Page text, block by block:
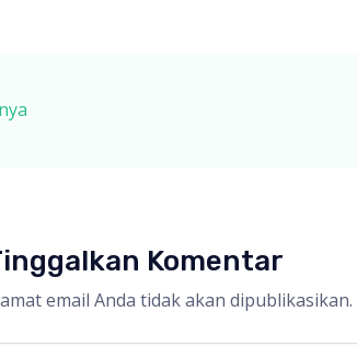
Komentar
email Anda tidak akan dipublikasikan.